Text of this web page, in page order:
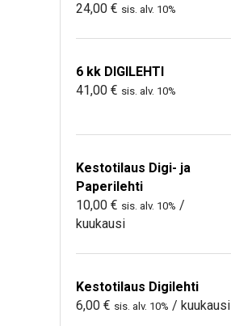
24,00 € sis. alv. 10%
6 kk DIGILEHTI
41,00 € sis. alv. 10%
Kestotilaus Digi- ja
Paperilehti
10,00 € sis. alv. 10% /
kuukausi
Kestotilaus Digilehti
6,00 € sis. alv. 10% / kuukausi